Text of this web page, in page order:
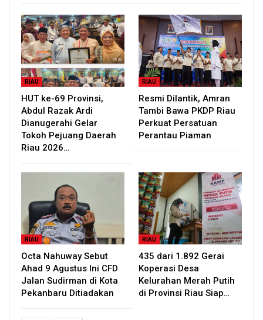
RIAU
HUT ke-69 Provinsi,
Abdul Razak Ardi
Dianugerahi Gelar
Tokoh Pejuang Daerah
Riau 2026…
RIAU
Resmi Dilantik, Amran
Tambi Bawa PKDP Riau
Perkuat Persatuan
Perantau Piaman
RIAU
Octa Nahuway Sebut
Ahad 9 Agustus Ini CFD
Jalan Sudirman di Kota
Pekanbaru Ditiadakan
RIAU
435 dari 1.892 Gerai
Koperasi Desa
Kelurahan Merah Putih
di Provinsi Riau Siap…